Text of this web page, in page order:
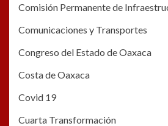
Comisión Permanente de
Comunicaciones y Transportes
Congreso del Estado de Oaxaca
Costa de Oaxaca
Covid 19
Cuarta Transformación